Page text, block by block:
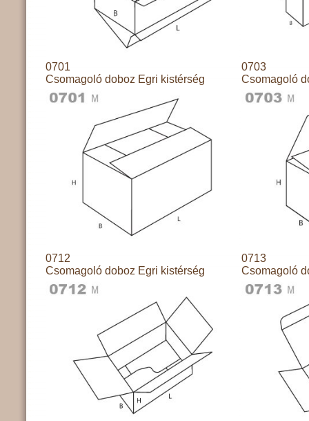
0701
Csomagoló doboz Egri kistérség
0703
Csomagoló
0712
Csomagoló doboz Egri kistérség
0713
Csomagoló